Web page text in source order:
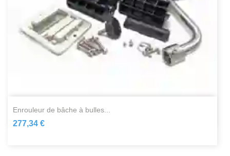
enrouleur de bâche à bulles...
277,34 €